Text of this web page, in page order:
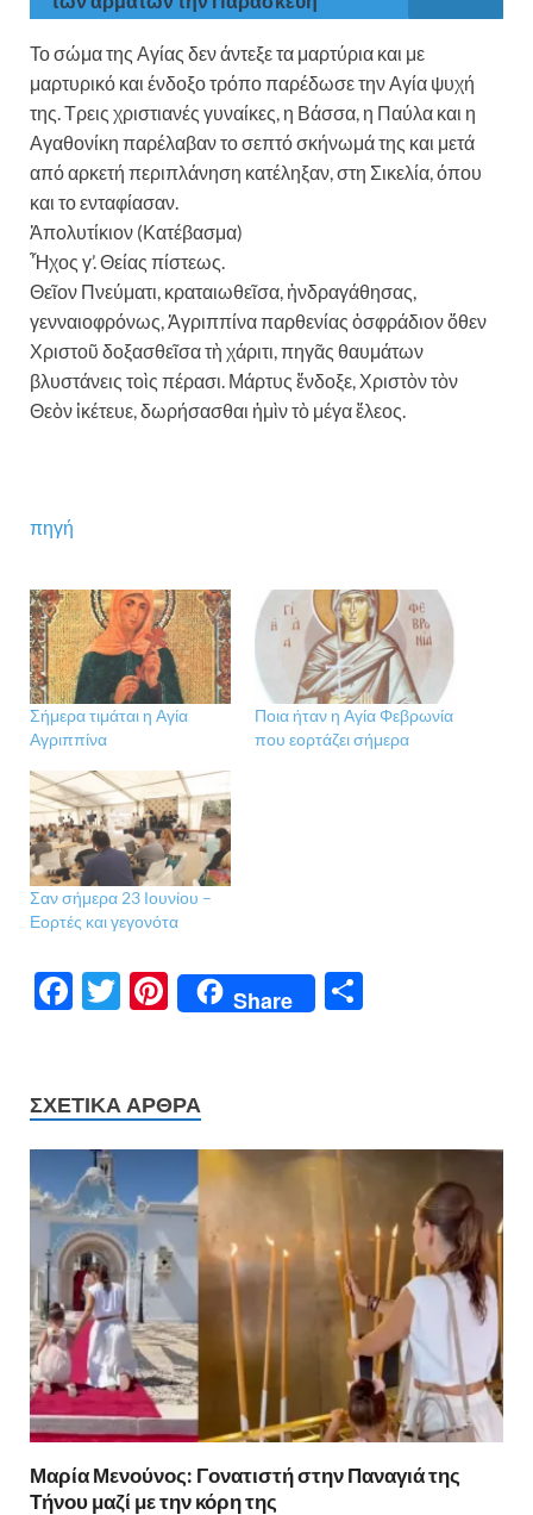
Το σώμα της Αγίας δεν άντεξε τα μαρτύρια και με
μαρτυρικό και ένδοξο τρόπο παρέδωσε την Αγία ψυχή
της. Τρεις χριστιανές γυναίκες, η Βάσσα, η Παύλα και η
Αγαθονίκη παρέλαβαν το σεπτό σκήνωμά της και μετά
από αρκετή περιπλάνηση κατέληξαν, στη Σικελία, όπου
και το ενταφίασαν.
Ἀπολυτίκιον (Κατέβασμα)
Ἦχος γ’. Θείας πίστεως.
Θεῖον Πνεύματι, κραταιωθεῖσα, ἠνδραγάθησας,
γενναιοφρόνως, Ἀγριππίνα παρθενίας ὀσφράδιον ὅθεν
Χριστοῦ δοξασθεῖσα τὴ χάριτι, πηγᾶς θαυμάτων
βλυστάνεις τοὶς πέρασι. Μάρτυς ἔνδοξε, Χριστὸν τὸν
Θεὸν ἱκέτευε, δωρήσασθαι ἠμὶν τὸ μέγα ἔλεος.
πηγή
Σήμερα τιμάται η Αγία
Αγριππίνα
Ποια ήταν η Αγία Φεβρωνία
που εορτάζει σήμερα
Σαν σήμερα 23 Ιουνίου –
Εορτές και γεγονότα
F
b
o
o
k
T
er
Pi
nt
es
t
Share
σ
ίτ
ε
ΣΧΕΤΙΚΆ ΆΡΘΡΑ
Μαρία Μενούνος: Γονατιστή στην Παναγιά της
Τήνου μαζί με την κόρη της